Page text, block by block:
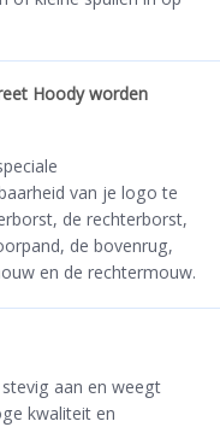
Hoody worden
van je logo te
de rechterborst,
de bovenrug,
en de rechtermouw.
aan en weegt
kwaliteit en